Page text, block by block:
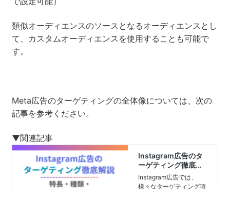
類似オーディエンスのソースとなるオーディエンスとし
て、カスタムオーディエンスを使用することも可能で
す。
Meta広告のターゲティングの全体像については、次の
記事を参考ください。
▼関連記事